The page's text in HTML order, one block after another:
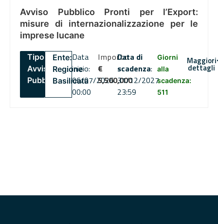
Avviso Pubblico Pronti per l’Export:
misure di internazionalizzazione per le
imprese lucane
Tipo:
Avviso
Pubblico
Ente:
Regione
Basilicata
Data
inizio:
06/07/2026
00:00
Importo
€
5,500,000
Data di
scadenza:
31/12/2027
23:59
Giorni
alla
scadenza:
511
Maggiori
dettagli